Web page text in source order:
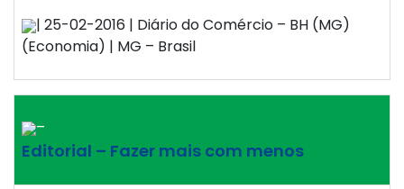
| 25-02-2016 | Diário do Comércio – BH (MG)
(Economia) | MG – Brasil
–
Editorial – Fazer mais com menos